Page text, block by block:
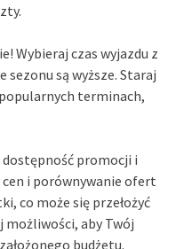
Wybieraj czas wyjazdu z
sezonu są wyższe. Staraj
terminach,
promocji i
i porównywanie ofert
co może się przełożyć
możliwości, aby Twój
budżetu.